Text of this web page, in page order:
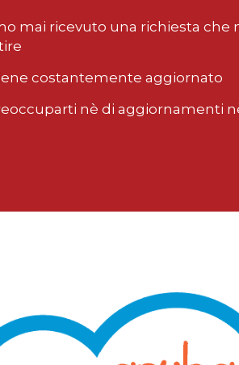
mai ricevuto una richiesta che
costantemente aggiornato
nè di aggiornamenti